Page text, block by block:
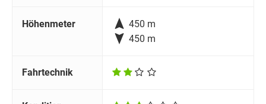
Höhenmeter  450 m
 450 m
Fahrtechnik